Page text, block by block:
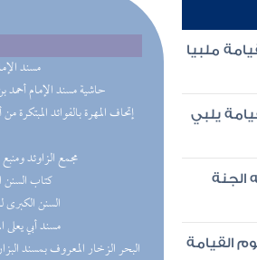
(50) مسند
(32) حاشية مسند الإمام
(27) مجمع الزاوئد
(20) كتاب
(19) السنن
(18) مسند أبي
ملبيا
يلبي
الجنة
القيامة